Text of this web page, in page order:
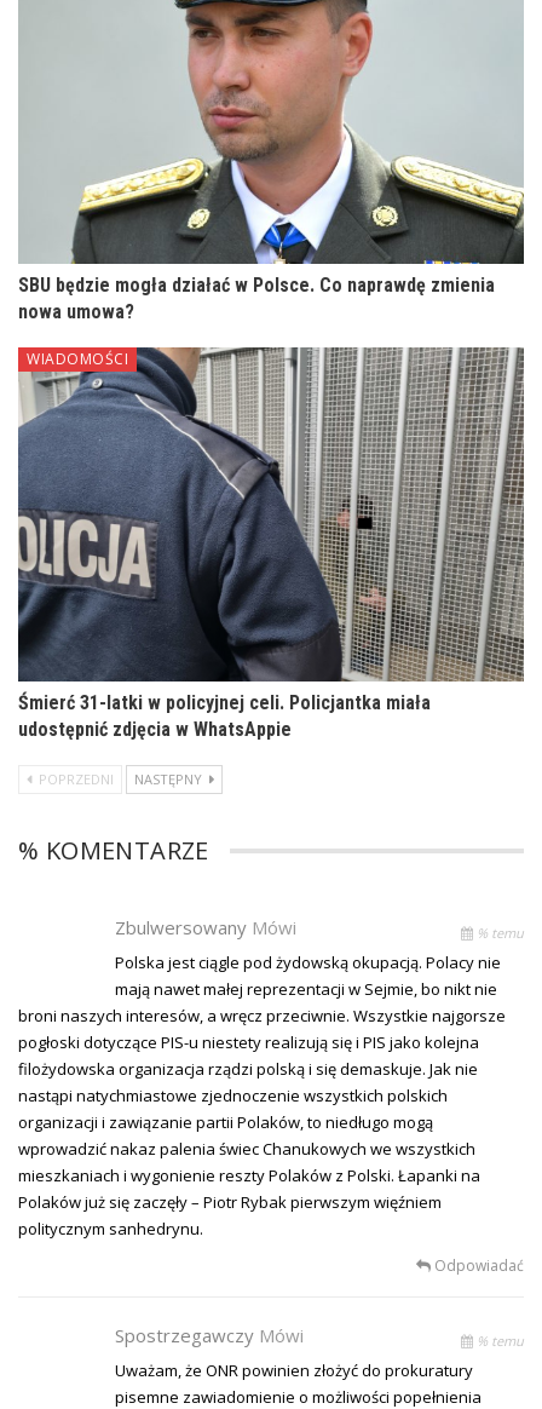
SBU będzie mogła działać w Polsce. Co naprawdę zmienia
nowa umowa?
WIADOMOŚCI
Śmierć 31-latki w policyjnej celi. Policjantka miała
udostępnić zdjęcia w WhatsAppie
POPRZEDNI NASTĘPNY
% KOMENTARZE
Zbulwersowany Mówi % temu
Polska jest ciągle pod żydowską okupacją. Polacy nie
mają nawet małej reprezentacji w Sejmie, bo nikt nie
broni naszych interesów, a wręcz przeciwnie. Wszystkie najgorsze
pogłoski dotyczące PIS-u niestety realizują się i PIS jako kolejna
filożydowska organizacja rządzi polską i się demaskuje. Jak nie
nastąpi natychmiastowe zjednoczenie wszystkich polskich
organizacji i zawiązanie partii Polaków, to niedługo mogą
wprowadzić nakaz palenia świec Chanukowych we wszystkich
mieszkaniach i wygonienie reszty Polaków z Polski. Łapanki na
Polaków już się zaczęły – Piotr Rybak pierwszym więźniem
politycznym sanhedrynu.
Odpowiadać
Spostrzegawczy Mówi % temu
Uważam, że ONR powinien złożyć do prokuratury
pisemne zawiadomienie o możliwości popełnienia